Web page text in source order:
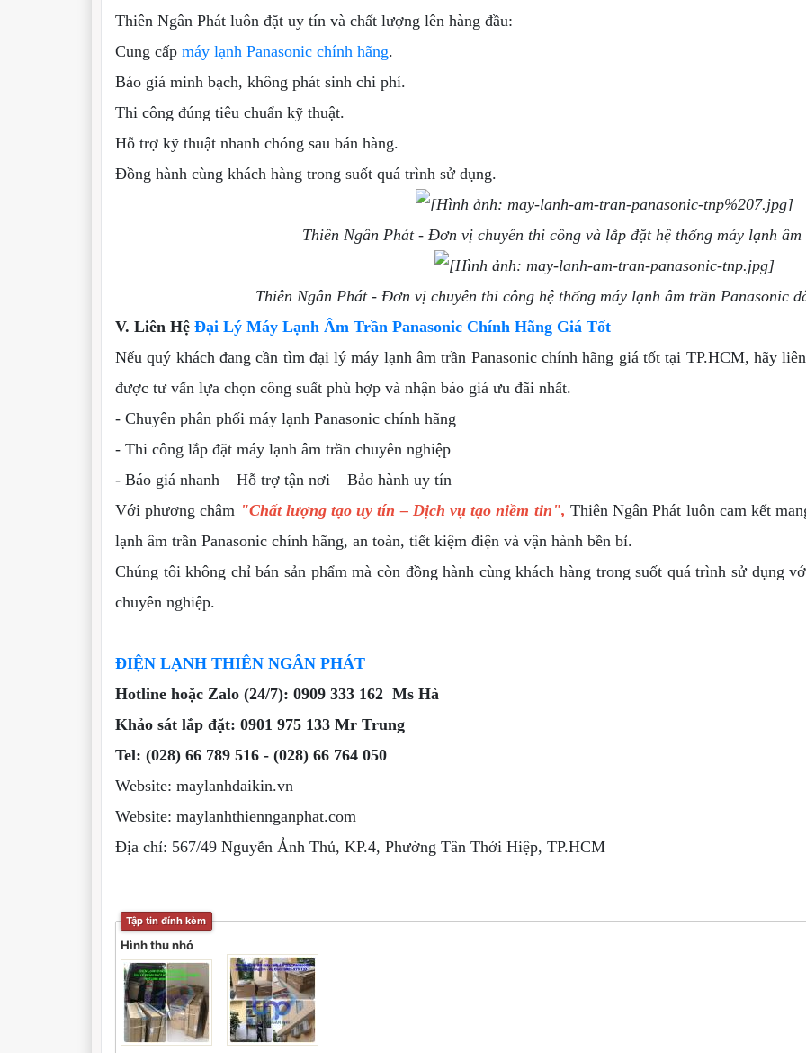
Thiên Ngân Phát luôn đặt uy tín và chất lượng lên hàng đầu:
Cung cấp máy lạnh Panasonic chính hãng.
Báo giá minh bạch, không phát sinh chi phí.
Thi công đúng tiêu chuẩn kỹ thuật.
Hỗ trợ kỹ thuật nhanh chóng sau bán hàng.
Đồng hành cùng khách hàng trong suốt quá trình sử dụng.
Thiên Ngân Phát - Đơn vị chuyên thi công và lắp đặt hệ thống máy lạnh
Thiên Ngân Phát - Đơn vị chuyên thi công hệ thống máy lạnh âm trần Panasonic
V. Liên Hệ Đại Lý Máy Lạnh Âm Trần Panasonic Chính Hãng Giá Tốt
Nếu quý khách đang cần tìm đại lý máy lạnh âm trần Panasonic chính hãng giá tốt tại TP.HCM, hãy
được tư vấn lựa chọn công suất phù hợp và nhận báo giá ưu đãi nhất.
- Chuyên phân phối máy lạnh Panasonic chính hãng
- Thi công lắp đặt máy lạnh âm trần chuyên nghiệp
- Báo giá nhanh – Hỗ trợ tận nơi – Bảo hành uy tín
Với phương châm "Chất lượng tạo uy tín – Dịch vụ tạo niềm tin", Thiên Ngân Phát luôn cam kết
lạnh âm trần Panasonic chính hãng, an toàn, tiết kiệm điện và vận hành bền bỉ.
Chúng tôi không chỉ bán sản phẩm mà còn đồng hành cùng khách hàng trong suốt quá trình sử dụng
chuyên nghiệp.
ĐIỆN LẠNH THIÊN NGÂN PHÁT
Hotline hoặc Zalo (24/7): 0909 333 162 Ms Hà
Khảo sát lắp đặt: 0901 975 133 Mr Trung
Tel: (028) 66 789 516 - (028) 66 764 050
Website: maylanhdaikin.vn
Website: maylanhthiennganphat.com
Địa chỉ: 567/49 Nguyễn Ảnh Thủ, KP.4, Phường Tân Thới Hiệp, TP.HCM
Tập tin đính kèm
Hình thu nhỏ